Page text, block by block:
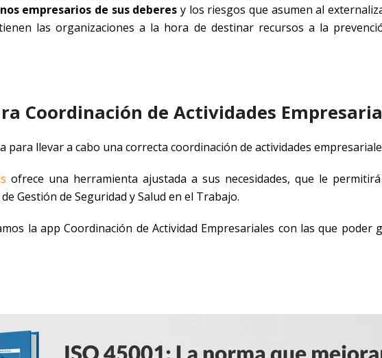
empresarios de sus deberes y los riesgos que asumen al
las organizaciones a la hora de destinar recursos a la
Coordinación de Actividades
para llevar a cabo una correcta coordinación de actividades
ofrece una herramienta ajustada a sus necesidades, que le
Gestión de Seguridad y Salud en el Trabajo.
la app Coordinación de Actividad Empresariales con las que poder